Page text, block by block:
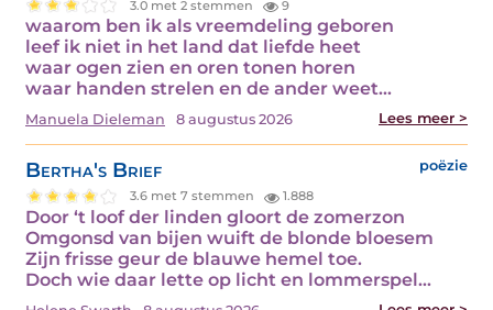
3.0 met 2 stemmen 9
waarom ben ik als vreemdeling geboren
leef ik niet in het land dat liefde heet
waar ogen zien en oren tonen horen
waar handen strelen en de ander weet…
Manuela Dieleman 8 augustus 2026 Lees meer >
Bertha's Brief poëzie
3.6 met 7 stemmen 1.888
Door ‘t loof der linden gloort de zomerzon
Omgonsd van bijen wuift de blonde bloesem
Zijn frisse geur de blauwe hemel toe.
Doch wie daar lette op licht en lommerspel…